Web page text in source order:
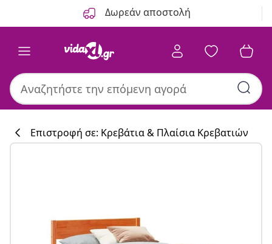
Δωρεάν αποστολή
#sharemevidaxl
Επιστροφή σε: Κρεβάτια & Πλαίσια Κρεβατιών